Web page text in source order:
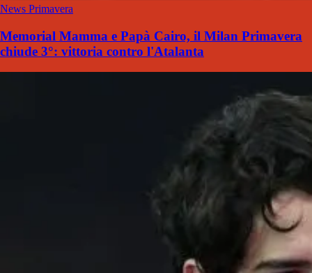
News Primavera
Memorial Mamma e Papà Cairo, il Milan Primavera
chiude 3°: vittoria contro l'Atalanta